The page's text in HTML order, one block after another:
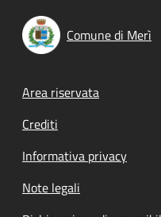
Comune di Merì
Footer menu
Area riservata
Crediti
Informativa privacy
Note legali